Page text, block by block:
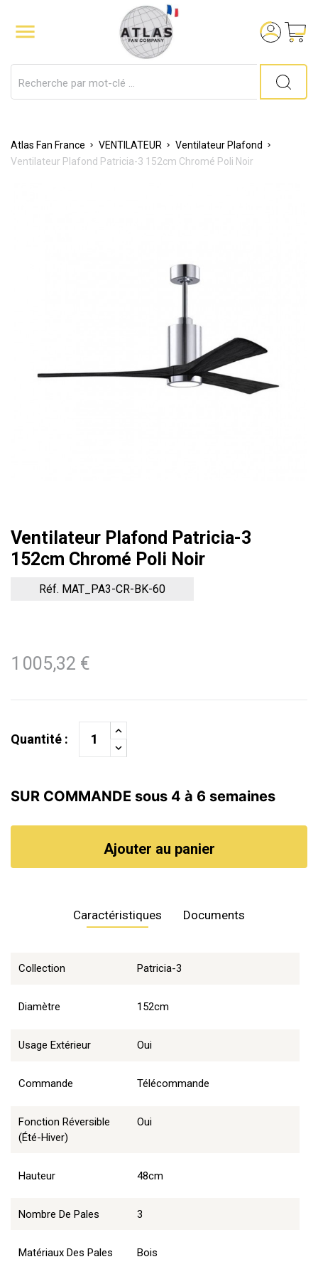

Atlas Fan France VENTILATEUR
Ventilateur Plafond
Ventilateur Plafond Patricia-3 152cm Chromé Poli Noir
Ventilateur Plafond Patricia-3
152cm Chromé Poli Noir
Réf. MAT_PA3-CR-BK-60
1 005,32 €
Quantité :
SUR COMMANDE sous 4 à 6 semaines
Ajouter au panier
Caractéristiques
Collection Patricia-3
Diamètre 152cm
Usage Extérieur Oui
Commande Télécommande
Fonction Réversible
(été-Hiver)
Oui
Hauteur 48cm
Nombre De Pales 3
Matériaux Des Pales Bois
Documents